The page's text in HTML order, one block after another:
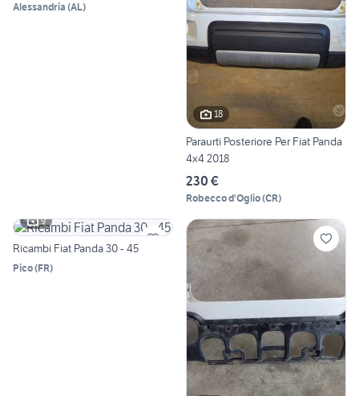
Alessandria (AL)
18
Paraurti Posteriore Per Fiat Panda
4x4 2018
230 €
Robecco d'Oglio(CR)
9
Ricambi Fiat Panda 30 - 45
Pico(FR)